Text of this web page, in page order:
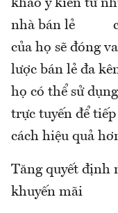
khảo ý kiến từ
nhà bán lẻ cần
của họ sẽ đóng
lược bán lẻ đa
họ có thể sử
trực tuyến để
cách hiệu quả
Tăng quyết định
khuyến mãi